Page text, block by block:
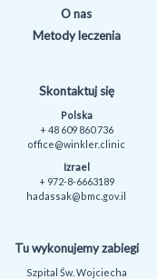
O nas
Metody leczenia
Skontaktuj się
Polska
+ 48 609 860 736
office@winkler.clinic
Izrael
+ 972-8-6663189
hadassak@bmc.gov.il
Tu wykonujemy zabiegi
Szpital Św. Wojciecha